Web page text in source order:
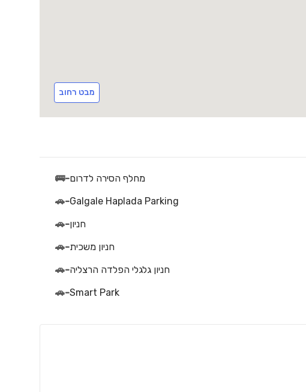
מבט רחוב
מחלף הסירה לדרום-
🚌
Galgale Haplada Parking
-
🚗
חניון-
🚗
חניון משכית-
🚗
חניון גלגלי הפלדה הרצליה-
🚗
Smart Park
-
🚗